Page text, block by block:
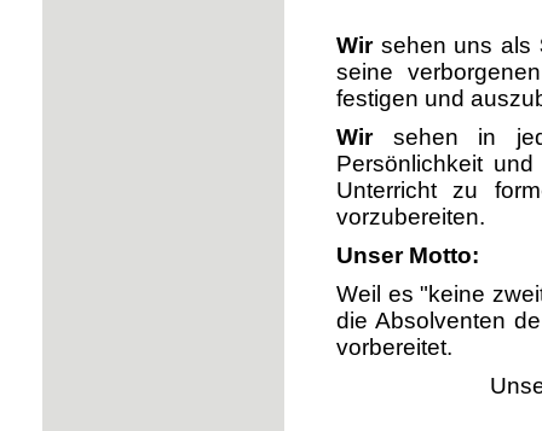
Wirsehen uns als
seine
festigen und
Wirsehen in
Persönlichkeit
Unterricht zu
vorzubereiten.
Unser Motto:
Weil es "keine
die Absolventen
vorbereitet.